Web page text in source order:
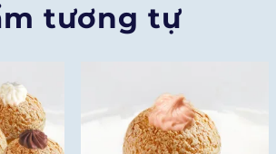
tương tự